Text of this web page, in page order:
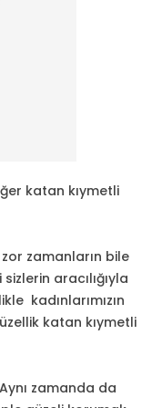
katan kıymetli
zamanların bile
aracılığıyla
kadınlarımızın
katan kıymetli
zamanda da